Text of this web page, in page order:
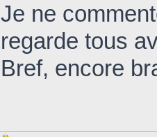
Je ne
regarde tous
Bref, encore